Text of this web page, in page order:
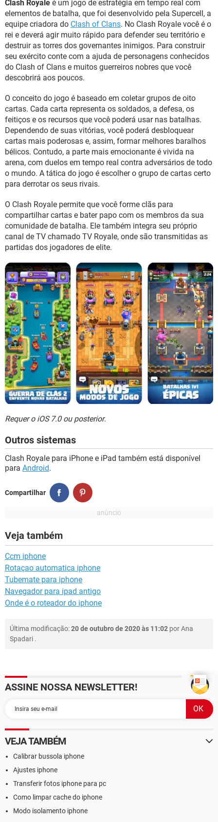
GUIA DE COMPRAS
Clash Royale é um jogo de estratégia em tempo real com
elementos de batalha, que foi desenvolvido pela Supercell, a
equipe criadora do Clash of Clans. No Clash Royale você é o
rei e deverá agir muito rápido para defender seu território e
destruir as torres dos governantes inimigos. Para construir
seu exército conte com a ajuda de personagens conhecidos
do Clash of Clans e muitos guerreiros nobres que você
descobrirá aos poucos.
O conceito do jogo é baseado em coletar grupos de oito
cartas. Cada carta representa os soldados, a defesa, os
feitiços e os recursos que você poderá usar nas batalhas.
Dependendo de suas vitórias, você poderá desbloquear
cartas mais poderosas e, assim, formar melhores baralhos
bélicos. Contudo, a parte mais emocionante é vivida na
arena, com duelos em tempo real contra adversários de todo
o mundo. A tática do jogo é escolher o grupo de cartas certo
para derrotar os seus rivais.
O Clash Royale permite que você forme clãs para
compartilhar cartas e bater papo com os membros da sua
comunidade de batalha. Ele também integra seu próprio
canal de TV chamado TV Royale, onde são transmitidas as
partidas dos jogadores de elite.
Requer o iOS 7.0 ou posterior.
Outros sistemas
Clash Royale para iPhone e iPad também está disponível
para Android.
Compartilhar
Veja também
Ccm iphone
Rotaçao automatica iphone
Tubemate para iphone
Navegador para ipad antigo
Onde é o roteador do iphone
Última modificação:20 de outubro de 2020 às 11:02 porAna
Spadari .
ASSINE NOSSA NEWSLETTER!
VEJA TAMBÉM
Calibrar bussola iphone
Ajustes iphone
Transferir fotos iphone para pc
Como limpar cache do iphone
Modo isolamento iphone